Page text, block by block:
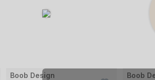
Bilde
Boob Design
Bilde
Boob